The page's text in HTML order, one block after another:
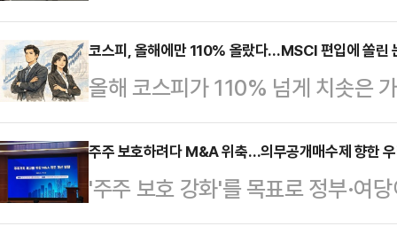
자 등이 참석했다.…
라'며 증권사를 압박하는 모양새다.
으로 이날 금감원 본원에서 간담회
시장 변동성이 커지고 있는 가운데
제적 자체 점검 강화를 주문했…
치솟으며 9000선 돌파 기대감도
스피지수는 오전 9시 46분 현재
른 8950.67을 가리키고 있다.지
트(0.23%) 오른 8884.92에 출발
신고가를 경신했다.9000선까지는
국 연방공개시장위원회(FOMC)
코스피, 올해에만 110% 올랐다…MSCI 편입에 쏠린
올해 코스피가 110% 넘게 치솟은
리캐피털인터내셔널(MSCI) 선진
다.이재명 정부가 연초부터 외환·
지수 편입을 위한 과제를 이행한 만
으로 기대된다.18일 금융투자업계
주주 보호하려다 M&A 위축…의무공개매수제 향한
'주주 보호 강화'를 목표로 정부·여
선을 거듭해 온 가운데 관련 후속조